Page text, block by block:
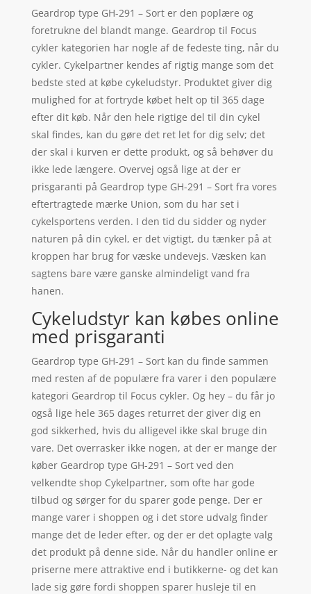
Geardrop type GH-291 – Sort er den poplære og
foretrukne del blandt mange. Geardrop til Focus
cykler kategorien har nogle af de fedeste ting, når du
cykler. Cykelpartner kendes af rigtig mange som det
bedste sted at købe cykeludstyr. Produktet giver dig
mulighed for at fortryde købet helt op til 365 dage
efter dit køb. Når den hele rigtige del til din cykel
skal findes, kan du gøre det ret let for dig selv; det
der skal i kurven er dette produkt, og så behøver du
ikke lede længere. Overvej også lige at der er
prisgaranti på Geardrop type GH-291 – Sort fra vores
eftertragtede mærke Union, som du har set i
cykelsportens verden. I den tid du sidder og nyder
naturen på din cykel, er det vigtigt, du tænker på at
kroppen har brug for væske undevejs. Væsken kan
sagtens bare være ganske almindeligt vand fra
hanen.
Cykeludstyr kan købes online
med prisgaranti
Geardrop type GH-291 – Sort kan du finde sammen
med resten af de populære fra varer i den populære
kategori Geardrop til Focus cykler. Og hey – du får jo
også lige hele 365 dages returret der giver dig en
god sikkerhed, hvis du alligevel ikke skal bruge din
vare. Det overrasker ikke nogen, at der er mange der
køber Geardrop type GH-291 – Sort ved den
velkendte shop Cykelpartner, som ofte har gode
tilbud og sørger for du sparer gode penge. Der er
mange varer i shoppen og i det store udvalg finder
mange det de leder efter, og der er det oplagte valg
det produkt på denne side. Når du handler online er
priserne mere attraktive end i butikkerne- og det kan
lade sig gøre fordi shoppen sparer husleje til en